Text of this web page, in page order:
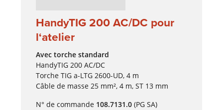
HandyTIG 200 AC/DC pour
l‘atelier
Avec torche standard
HandyTIG 200 AC/DC
Torche TIG a-LTG 2600-UD, 4 m
Câble de masse 25 mm², 4 m, ST 13 mm
N° de commande 108.7131.0(PG SA)